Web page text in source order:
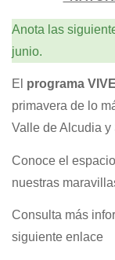
Anota las
junio.
El programa
primavera de lo
Valle de Alcudia y
Conoce el
nuestras
Consulta más
siguiente enlace